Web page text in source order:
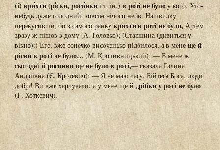
(і) кри́хти (рі́ски, роси́нки і т. ін.) в ро́ті не було́ у кого. Хто-
небудь дуже голодний; зовсім нічого не їв. Нашвидку
перекусивши, бо з самого ранку крихти в роті не було, Артем
зразу ж пішов з дому (А. Головко); (Старшина (дивиться у
вікно):) Еге, вже сонечко височенько підбилося, а в мене ще й
ріски в роті не було… (М. Кропивницький); — В мене ж
сьогодні й росинки щене було в роті,— сказала Галина
Андріївна (Є. Кротевич); — Я не маю часу. Бійтеся Бога, люди
добрі! Ви вже харчували, а у мене ще й дрібки у роті не було
(Г. Хоткевич).